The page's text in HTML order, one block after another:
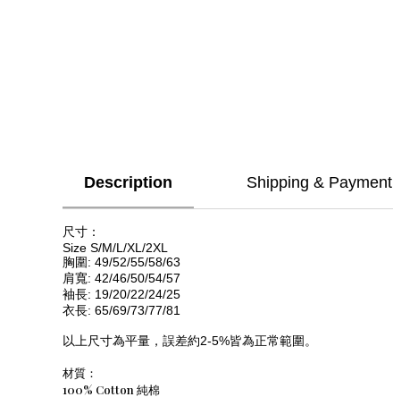
Description Shipping & Payment
尺寸：
Size S/M/L/XL/2XL
胸圍: 49/52/55/58/63
肩寬: 42/46/50/54/57
袖長: 19/20/22/24/25
衣長: 65/69/73/77/81
以上尺寸為平量，誤差約2-5%皆為正常範圍。
材質：
100% Cotton 純棉